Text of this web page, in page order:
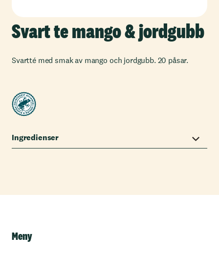
Svart te mango & jordgubb
Svartté med smak av mango och jordgubb. 20 påsar.
Ingredienser
Meny